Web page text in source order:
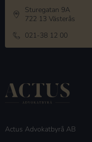
Sturegatan 9A
722 13 Västerås
021-38 12 00
Actus Advokatbyrå AB